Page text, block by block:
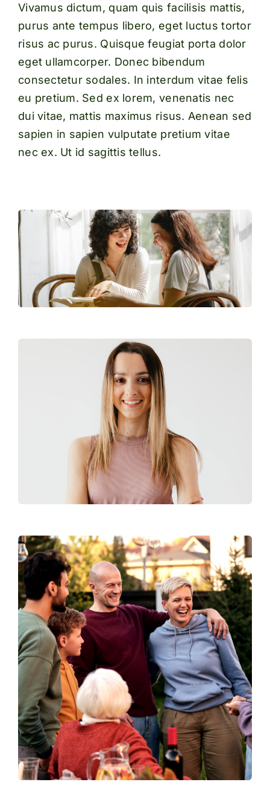
Vivamus dictum, quam quis facilisis mattis,
purus ante tempus libero, eget luctus tortor
risus ac purus. Quisque feugiat porta dolor
eget ullamcorper. Donec bibendum
consectetur sodales. In interdum vitae felis
eu pretium. Sed ex lorem, venenatis nec
dui vitae, mattis maximus risus. Aenean sed
sapien in sapien vulputate pretium vitae
nec ex. Ut id sagittis tellus.